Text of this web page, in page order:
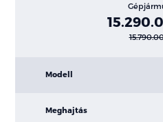
Modell
Meghajtás